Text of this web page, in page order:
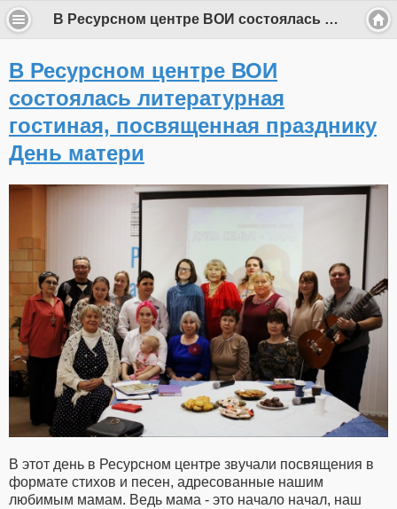
В Ресурсном центре ВОИ состоялась литературная гостиная, посвященная празднику День матери
В Ресурсном центре ВОИ
состоялась литературная
гостиная, посвященная празднику
День матери
В этот день в Ресурсном центре звучали посвящения в
формате стихов и песен, адресованные нашим
любимым мамам. Ведь мама - это начало начал, наш